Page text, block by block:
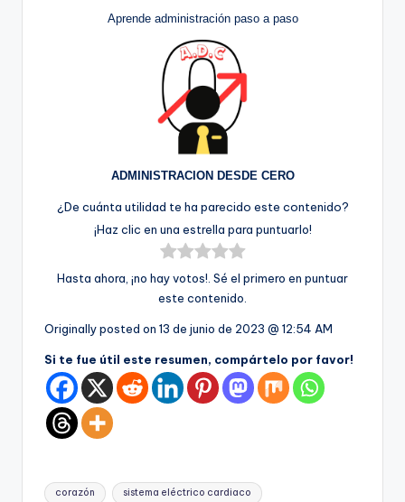
Aprende administración paso a paso
ADMINISTRACION DESDE CERO
¿De cuánta utilidad te ha parecido este contenido?
¡Haz clic en una estrella para puntuarlo!
Hasta ahora, ¡no hay votos!. Sé el primero en puntuar
este contenido.
Originally posted on 13 de junio de 2023 @ 12:54 AM
Si te fue útil este resumen, compártelo por favor!
Etiquetas:
corazón sistema eléctrico cardiaco